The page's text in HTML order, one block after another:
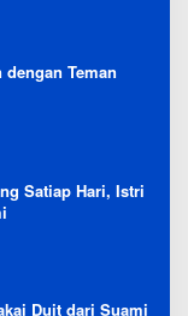
Teman
Satiap Hari, Istri
Duit dari Suami